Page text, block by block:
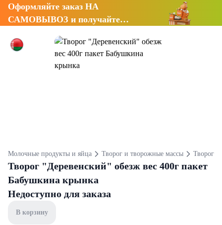
Оформляйте заказ НА
САМОВЫВОЗ и получайте
Молочные продукты и яйца Творог и творожные массы Творог
Творог "Деревенский" обезж вес 400г пакет
Бабушкина крынка
Недоступно для заказа
В корзину